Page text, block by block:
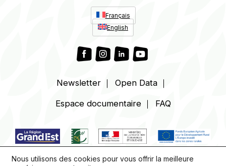
Français
English
Newsletter Open Data
Espace documentaire FAQ
Nous utilisons des cookies pour vous offrir la meilleure